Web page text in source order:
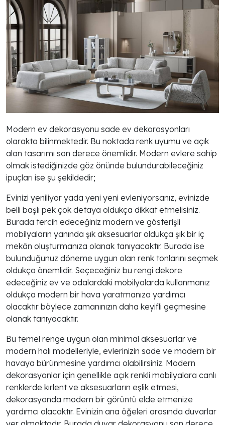
Modern ev dekorasyonu sade ev dekorasyonları
olarakta bilinmektedir. Bu noktada renk uyumu ve açık
alan tasarımı son derece önemlidir. Modern evlere sahip
olmak istediğinizde göz önünde bulundurabileceğiniz
ipuçları ise şu şekildedir;
Evinizi yeniliyor yada yeni yeni evleniyorsanız, evinizde
belli başlı pek çok detaya oldukça dikkat etmelisiniz.
Burada tercih edeceğiniz modern ve gösterişli
mobilyaların yanında şık aksesuarlar oldukça şık bir iç
mekân oluşturmanıza olanak tanıyacaktır. Burada ise
bulunduğunuz döneme uygun olan renk tonlarını seçmek
oldukça önemlidir. Seçeceğiniz bu rengi dekore
edeceğiniz ev ve odalardaki mobilyalarda kullanmanız
oldukça modern bir hava yaratmanıza yardımcı
olacaktır böylece zamanınızın daha keyifli geçmesine
olanak tanıyacaktır.
Bu temel renge uygun olan minimal aksesuarlar ve
modern halı modelleriyle, evlerinizin sade ve modern bir
havaya bürünmesine yardımcı olabilirsiniz. Modern
dekorasyonlar için genellikle açık renkli mobilyalara canlı
renklerde kırlent ve aksesuarların eşlik etmesi,
dekorasyonda modern bir görüntü elde etmenize
yardımcı olacaktır. Evinizin ana öğeleri arasında duvarlar